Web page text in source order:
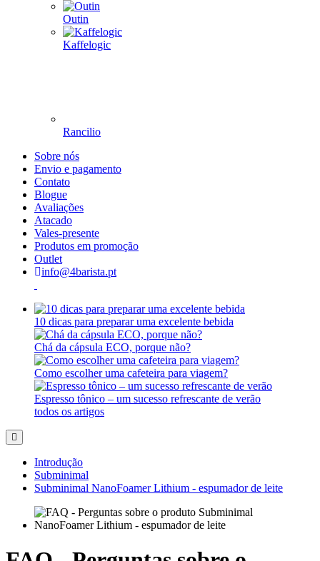
Outin
Kaffelogic
Rancilio
Sobre nós
Envio e pagamento
Contato
Blogue
Avaliações
Atacado
Vales-presente
Produtos em promoção
Outlet
info@4barista.pt
10 dicas para preparar uma excelente bebida
Chá da cápsula ECO, porque não?
Como escolher uma cafeteira para viagem?
Espresso tônico – um sucesso refrescante de verão
todos os artigos
Introdução
Subminimal
Subminimal NanoFoamer Lithium - espumador de leite